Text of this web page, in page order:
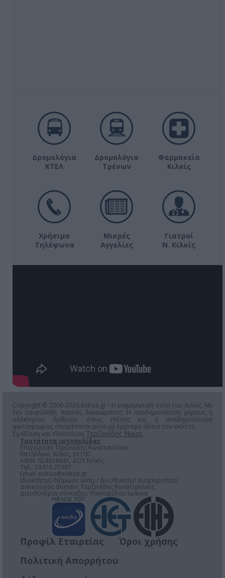
Δρομολόγια
ΚΤΕΛ
Δρομολόγια
Τρένων
Φαρμακεία
Κιλκίς
Χρήσιμα
Τηλέφωνα
Μικρές
Αγγελίες
Γιατροί
Ν. Κιλκίς
Copyright © 2006-2026 Eidisis.gr - Η ενημερωτική πύλη του Κιλκίς. Με
την επιφύλαξη παντός δικαιώματος. Η αναδημοσίευση μέρους ή
ολόκληρου άρθρου, όπως επίσης και η αναδημοσίευση
φωτογραφίας επιτρέπεται μόνο μέ έγγραφη άδεια του εκδότη.
Σχεδίαση και Υλοποίηση Τερζενίδης Νικος
Ταυτότητα ιστοσελίδας
Επιχείρηση Τερζενίδης Κωνσταντίνος
Μεταλλικό, Κιλκίς, 61100
ΑΦΜ: 024638641, ΔΟΥ Κιλκίς
Τηλ.: 23410 27307
Email: eidisis@eidisis.gr
Ιδιοκτήτης/ Νόμιμος εκπρ./ Διευθυντής/ Διαχειριστής/
Δικαιούχος domain: Τερζενίδης Κωνσταντίνος
Διευθύντρια σύνταξης: Παγλαρίδου Ιωάννα
Προφίλ Εταιρείας
Όροι χρήσης
Πολιτική Απορρήτου